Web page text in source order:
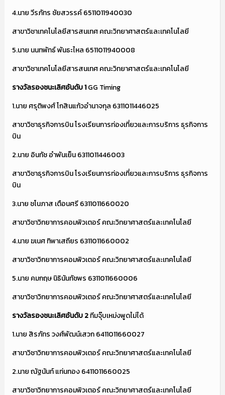
4.นาย วีรภัทร ชัยสวรรค์ 6511011940030
สาขาวิชาเทคโนโลยีสารสนเทศ คณะวิทยาศาสตร์และเทคโนโลยี
5.นาย นนทพัทธ์ พันธะไหล 6511011940008
สาขาวิชาเทคโนโลยีสารสนเทศ คณะวิทยาศาสตร์และเทคโนโลยี
รางวัลรองชนะเลิศอันดับ1GG Timing
1.นาย ศรุติพงศ์ โกสินแก้วอำนาจกุล 6311011446025
สาขาวิชาธุรกิจการบิน โรงเรียนการท่องเที่ยวและการบริการ ธุรกิจการ
บิน
2.นาย อินทัช อำพันเย็น 6311011446003
สาขาวิชาธุรกิจการบิน โรงเรียนการท่องเที่ยวและการบริการ ธุรกิจการ
บิน
3.นาย ชโนภาส เตือนศรี 6311011660020
สาขาวิชาวิทยาการคอมพิวเตอร์ คณะวิทยาศาสตร์และเทคโนโลยี
4.นาย ฆเนศ ทิพาเสถียร 6311011660002
สาขาวิชาวิทยาการคอมพิวเตอร์ คณะวิทยาศาสตร์และเทคโนโลยี
5.นาย คมกฤษ นิธินันทัชพร 6311011660006
สาขาวิชาวิทยาการคอมพิวเตอร์ คณะวิทยาศาสตร์และเทคโนโลยี
รางวัลรองชนะเลิศอันดับ2ทีมจุ๊บเหม่งพูดไม่ได้
1.นาย สิรภัทร วงศ์พัฒน์เสวก 6411011660027
สาขาวิชาวิทยาการคอมพิวเตอร์ คณะวิทยาศาสตร์และเทคโนโลยี
2.นาย ณัฐนันท์ แท่นทอง 6411011660025
สาขาวิชาวิทยาการคอมพิวเตอร์ คณะวิทยาศาสตร์และเทคโนโลยี